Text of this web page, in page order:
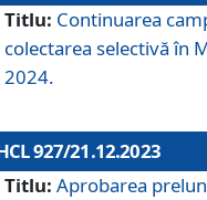
Titlu: Continuarea
colectarea selectivă în
2024.
927/21.12.2023
Titlu: Aprobarea